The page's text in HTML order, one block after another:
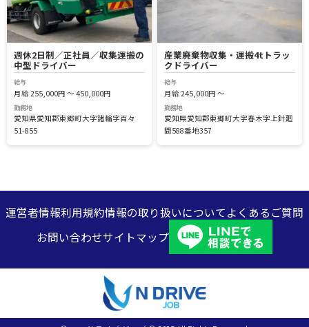
週休2日制／正社員／収集運搬の
中型ドライバー
給与
月給 255,000円 ～ 450,000円
勤務地
愛知県愛知郡東郷町大字諸輪字百々
51-855
産業廃棄物収集・運搬4tトラッ
クドライバー
給与
月給 245,000円 ～
勤務地
愛知県愛知郡東郷町大字春木字上針廻
間588番地357
運営者情報利用規約情報の取り扱いについてよくあるご質問
お問い合わせサイトマップ